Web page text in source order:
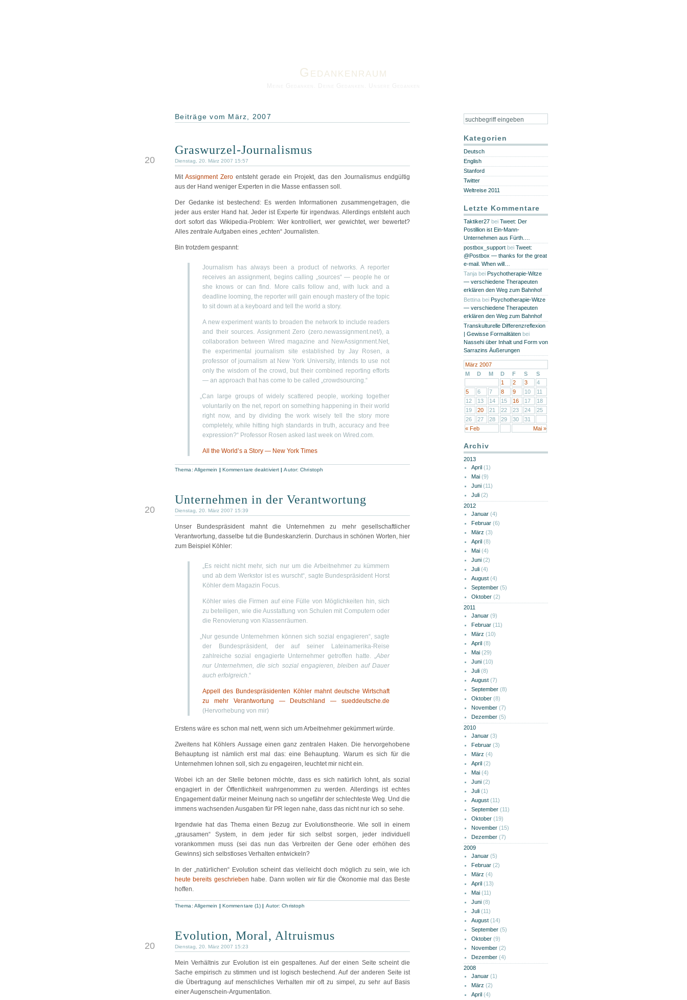
Gedankenraum
Beiträge vom März, 2007
20
Graswurzel-Journalismus
Dienstag, 20. März 2007 15:57
MitAssignment Zero entsteht gerade ein Projekt, das den Journalismus endgültig
aus der Hand weniger Experten in die Masse entlassen soll.
Der Gedanke ist bestechend: Es werden Informationen zusammengetragen, die
jeder aus erster Hand hat. Jeder ist Experte für irgendwas. Allerdings entsteht auch
dort sofort das Wikipedia-Problem: Wer kontrolliert, wer gewichtet, wer bewertet?
Alles zentrale Aufgaben eines „echten“ Journalisten.
Bin trotzdem gespannt:
Journalism has always been a product of networks. A reporter
receives an assignment, begins calling „sources“ — people he or
she knows or can find. More calls follow and, with luck and a
deadline looming, the reporter will gain enough mastery of the topic
to sit down at a keyboard and tell the world a story.
A new experiment wants to broaden the network to include readers
and their sources. Assignment Zero (zero.newassignment.net/), a
collaboration between Wired magazine and NewAssignment.Net,
the experimental journalism site established by Jay Rosen, a
professor of journalism at New York University, intends to use not
only the wisdom of the crowd, but their combined reporting efforts
— an approach that has come to be called „crowdsourcing.“
„Can large groups of widely scattered people, working together
voluntarily on the net, report on something happening in their world
right now, and by dividing the work wisely tell the story more
completely, while hitting high standards in truth, accuracy and free
expression?“ Professor Rosen asked last week on Wired.com.
All the World’s a Story — New York Times
Thema: Allgemein | Kommentare deaktiviert |Autor:Christoph
20
Unternehmen in der Verantwortung
Dienstag, 20. März 2007 15:39
Unser Bundespräsident mahnt die Unternehmen zu mehr gesellschaftlicher
Verantwortung, dasselbe tut die Bundeskanzlerin. Durchaus in schönen Worten, hier
zum Beispiel Köhler:
„Es reicht nicht mehr, sich nur um die Arbeitnehmer zu kümmern
und ab dem Werkstor ist es wurscht“, sagte Bundespräsident Horst
Köhler dem Magazin Focus.
Köhler wies die Firmen auf eine Fülle von Möglichkeiten hin, sich
zu beteiligen, wie die Ausstattung von Schulen mit Computern oder
die Renovierung von Klassenräumen.
„Nur gesunde Unternehmen können sich sozial engagieren“, sagte
der Bundespräsident, der auf seiner Lateinamerika-Reise
zahlreiche sozial engagierte Unternehmer getroffen hatte. „Aber
nur Unternehmen, die sich sozial engagieren, bleiben auf Dauer
auch erfolgreich.“
Appell des Bundespräsidenten Köhler mahnt deutsche Wirtschaft
zu mehr Verantwortung — Deutschland — sueddeutsche.de
(Hervorhebung von mir)
Erstens wäre es schon mal nett, wenn sich um Arbeitnehmer gekümmert würde.
Zweitens hat Köhlers Aussage einen ganz zentralen Haken. Die hervorgehobene
Behauptung ist nämlich erst mal das: eine Behauptung. Warum es sich für die
Unternehmen lohnen soll, sich zu engageiren, leuchtet mir nicht ein.
Wobei ich an der Stelle betonen möchte, dass es sich natürlich lohnt, als sozial
engagiert in der Öffentlichkeit wahrgenommen zu werden. Allerdings ist echtes
Engagement dafür meiner Meinung nach so ungefähr der schlechteste Weg. Und die
immens wachsenden Ausgaben für PR legen nahe, dass das nicht nur ich so sehe.
Irgendwie hat das Thema einen Bezug zur Evolutionstheorie. Wie soll in einem
„grausamen“ System, in dem jeder für sich selbst sorgen, jeder individuell
vorankommen muss (sei das nun das Verbreiten der Gene oder erhöhen des
Gewinns) sich selbstloses Verhalten entwickeln?
In der „natürlichen“ Evolution scheint das vielleicht doch möglich zu sein, wie ich
heute bereits geschrieben habe. Dann wollen wir für die Ökonomie mal das Beste
hoffen.
Thema: Allgemein | Kommentare (1) | Autor:Christoph
20
Evolution, Moral, Altruismus
Dienstag, 20. März 2007 15:23
Mein Verhältnis zur Evolution ist ein gespaltenes. Auf der einen Seite scheint die
Sache empirisch zu stimmen und ist logisch bestechend. Auf der anderen Seite ist
die Übertragung auf menschliches Verhalten mir oft zu simpel, zu sehr auf Basis
einer Augenschein-Argumentation.
Kategorien
Deutsch
English
Stanford
Twitter
Weltreise 2011
Letzte Kommentare
Taktiker27 bei Tweet: Der
Postillion ist Ein-Mann-
Unternehmen aus Fürth.…
postbox_support bei Tweet:
@Postbox — thanks for the great
e-mail. When will…
Tanja bei Psychotherapie-Witze
— verschiedene Therapeuten
erklären den Weg zum Bahnhof
Bettina bei Psychotherapie-Witze
— verschiedene Therapeuten
erklären den Weg zum Bahnhof
Transkulturelle Differenzreflexion
| Gewisse Formalitäten bei
Nassehi über Inhalt und Form von
Sarrazins Äußerungen
März 2007
M
D M D F S S
« Feb Mai »
1 2 3
4
5
6 7 8 9 10
11
12
13 14 15 16 17
18
19
20 21 22 23 24
25
26
27 28 29 30 31
Archiv
2013
April (1)
Mai (9)
Juni (11)
Juli (2)
2012
Januar (4)
Februar (6)
März (3)
April (8)
Mai (4)
Juni (2)
Juli (4)
August (4)
September (5)
Oktober (2)
2011
Januar (9)
Februar (11)
März (10)
April (8)
Mai (29)
Juni (10)
Juli (8)
August (7)
September (8)
Oktober (8)
November (7)
Dezember (5)
2010
Januar (3)
Februar (3)
März (4)
April (2)
Mai (4)
Juni (2)
Juli (1)
August (11)
September (11)
Oktober (19)
November (15)
Dezember (7)
2009
Januar (5)
Februar (2)
März (4)
April (13)
Mai (11)
Juni (8)
Juli (11)
August (14)
September (5)
Oktober (9)
November (2)
Dezember (4)
2008
Januar (1)
März (2)
April (4)